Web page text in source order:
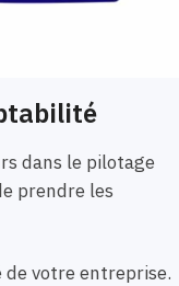
dans le pilotage
prendre les
votre entreprise.